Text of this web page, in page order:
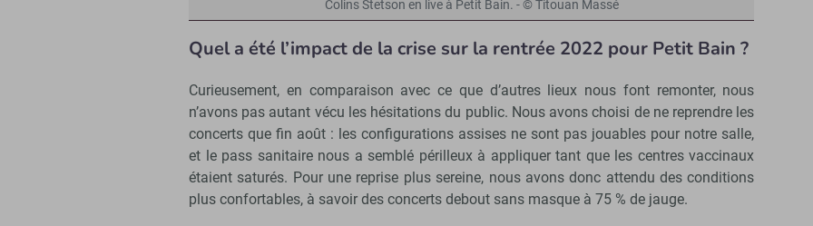
Colins Stetson en live à Petit Bain. - © Titouan Massé
Quel a été l’impact de la crise sur la rentrée 2022 pour Petit Bain ?
Curieusement, en comparaison avec ce que d’autres lieux nous font remonter, nous
n’avons pas autant vécu les hésitations du public. Nous avons choisi de ne reprendre les
concerts que fin août : les configurations assises ne sont pas jouables pour notre salle,
et le pass sanitaire nous a semblé périlleux à appliquer tant que les centres vaccinaux
étaient saturés. Pour une reprise plus sereine, nous avons donc attendu des conditions
plus confortables, à savoir des concerts debout sans masque à 75 % de jauge.